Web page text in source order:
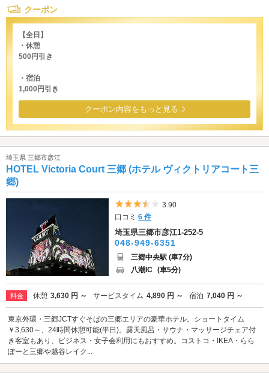
クーポン
【全日】
・休憩
500円引き
・宿泊
1,000円引き
クーポン内容をもっと見る
埼玉県 三郷市彦江
HOTEL Victoria Court 三郷 (ホテル ヴィクトリアコート三
郷)
5つ星のうち3.5
3.90
口コミ6 件
埼玉県三郷市彦江1-252-5
048-949-6351
三郷中央駅 (車7分)
八潮IC (車5分)
料金 休憩 3,630 円 ～ サービスタイム 4,890 円 ～ 宿泊 7,040 円 ～
東京外環・三郷JCTすぐそばの三郷エリアの豪華ホテル。ショートタイム
￥3,630～、24時間休憩可能(平日)。露天風呂・サウナ・マッサージチェア付
き客室もあり、ビジネス・女子会利用にもおすすめ。コストコ・IKEA・らら
ぽーと三郷や越谷レイク...